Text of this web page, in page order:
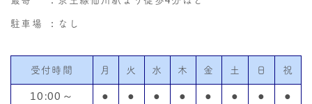
駐車場
：なし
受付時間 月 火 水 木 金 土 日 祝
10:00～ ● ● ● ● ● ● ●
●